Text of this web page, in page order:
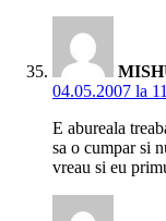
04.05.2007 la
E abureala
sa o cumpar si
vreau si eu